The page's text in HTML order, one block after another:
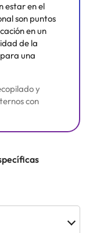
estar en el
son puntos
en un
de la
una
y
con